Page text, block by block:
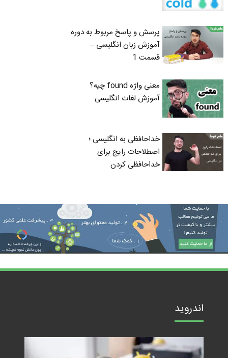
پرسش و پاسخ مربوط به دوره
آموزش زبان انگلیسی –
قسمت 1
معنی واژه found چیه؟
آموزش لغات انگلیسی
خداحافظی به انگلیسی ؛
اصطلاحات رایج برای
خداحافظی کردن
اندروید